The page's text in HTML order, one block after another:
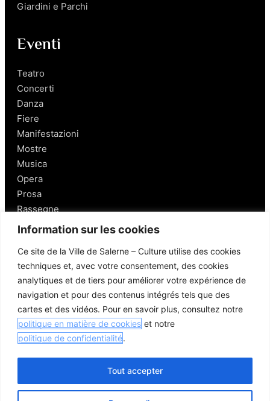
Information sur les cookies
Ce site de la Ville de Salerne – Culture utilise des cookies
techniques et, avec votre consentement, des cookies
analytiques et de tiers pour améliorer votre expérience de
navigation et pour des contenus intégrés tels que des
cartes et des vidéos. Pour en savoir plus, consultez notre
politique en matière de cookies et notre
politique de confidentialité.
Tout accepter
Giardini e Parchi
Eventi
Teatro
Concerti
Danza
Fiere
Manifestazioni
Mostre
Musica
Opera
Prosa
Rassegne
Salerno
Personaggi
Enogastronomia
Mobilità a Salerno
Luoghi nei Dintorni
Link utili